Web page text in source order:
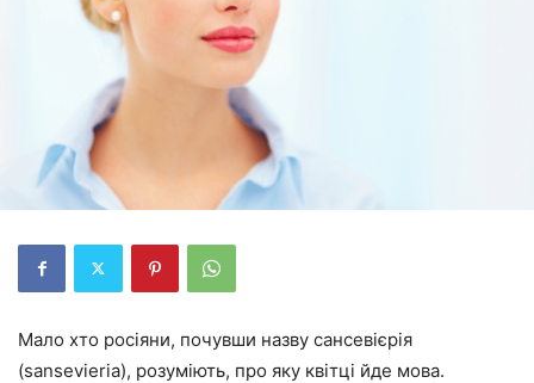
Мало хто росіяни, почувши назву сансевієрія
(sansevieria), розуміють, про яку квітці йде мова.